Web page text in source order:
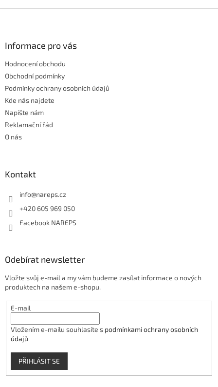
d
y
v
Informace pro vás
Hodnocení obchodu
Obchodní podmínky
Podmínky ochrany osobních údajů
Kde nás najdete
Napište nám
Reklamační řád
O nás
Kontakt
info@nareps.cz
+420 605 969 050
Facebook NAREPS
Odebírat newsletter
Vložte svůj e-mail a my vám budeme zasílat informace o nových
produktech na našem e-shopu.
E-mail
Vložením e-mailu souhlasíte s podmínkami ochrany osobních
údajů
PŘIHLÁSIT SE